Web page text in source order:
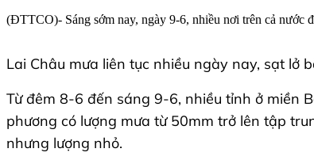
(ĐTTCO)- Sáng sớm nay, ngày 9-6, nhiều nơi trên cả nước
Lai Châu mưa liên tục nhiều ngày nay, sạt lở
Từ đêm 8-6 đến sáng 9-6, nhiều tỉnh ở miền
phương có lượng mưa từ 50mm trở lên tập
nhưng lượng nhỏ.